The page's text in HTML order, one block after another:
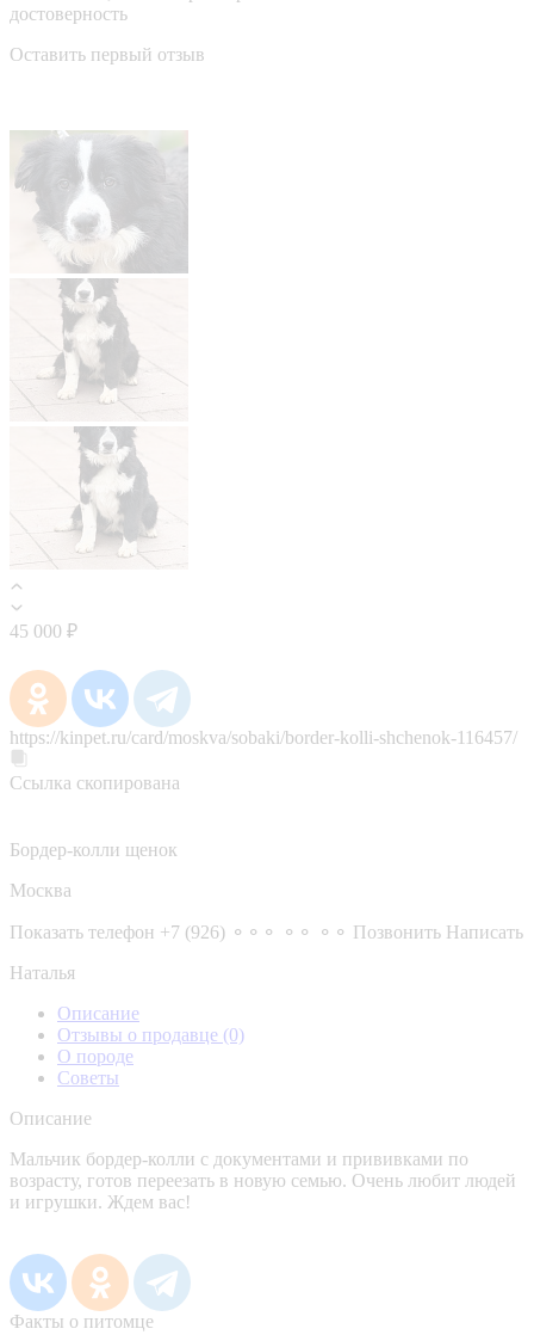
достоверность
Оставить первый отзыв
45 000 ₽
https://kinpet.ru/card/moskva/sobaki/border-kolli-shchenok-116457/
Ссылка скопирована
Бордер-колли щенок
Москва
Показать телефон +7 (926) ⚬⚬⚬ ⚬⚬ ⚬⚬ Позвонить Написать
Наталья
Описание
Отзывы о продавце (0)
О породе
Советы
Описание
Мальчик бордер-колли с документами и прививками по
возрасту, готов переезать в новую семью. Очень любит людей
и игрушки. Ждем вас!
Факты о питомце